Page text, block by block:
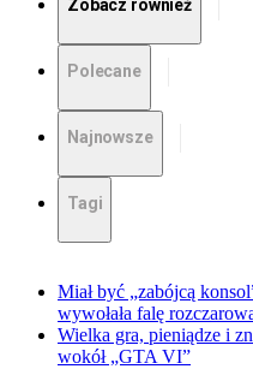
Zobacz również
Polecane
Najnowsze
Tagi
Miał być „zabójcą
wywołała falę
Wielka gra, pieniądze i
wokół „GTA VI”